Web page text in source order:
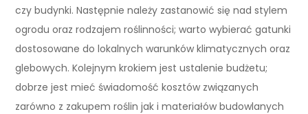
czy budynki. Następnie należy zastanowić się nad stylem
ogrodu oraz rodzajem roślinności; warto wybierać gatunki
dostosowane do lokalnych warunków klimatycznych oraz
glebowych. Kolejnym krokiem jest ustalenie budżetu;
dobrze jest mieć świadomość kosztów związanych
zarówno z zakupem roślin jak i materiałów budowlanych